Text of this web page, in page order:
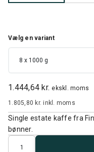
1.444,64 kr. ekskl. moms
1.805,80 kr.inkl. moms
Vælg en variant
Single estate kaffe fra
bønner.
Antal